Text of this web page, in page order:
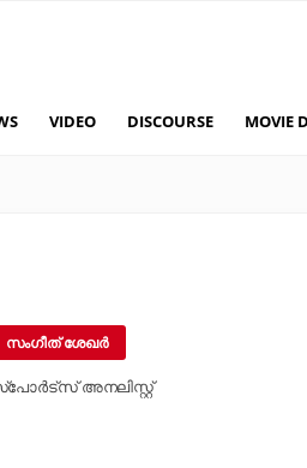
VIDEO DISCOURSE MOVIE
സംഗീത് ശേഖര്‍
അനലിസ്റ്റ്